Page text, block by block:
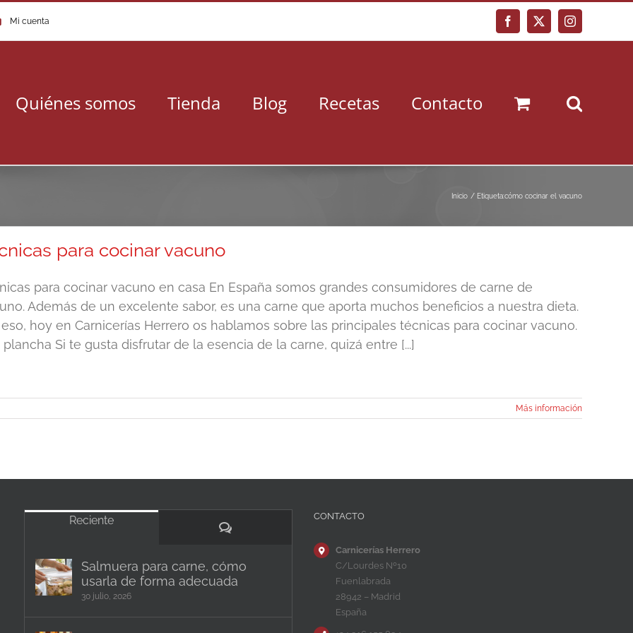
Mi cuenta Facebook
X Instagram
Quiénes somos Tienda Blog Recetas Contacto
Inicio Etiqueta:cómo cocinar el vacuno
para cocinar vacuno
para cocinar vacuno en casa En España somos grandes consumidores de carne de
Además de un excelente sabor, es una carne que aporta muchos beneficios a nuestra dieta.
eso, hoy en Carnicerías Herrero os hablamos sobre las principales técnicas para cocinar vacuno.
plancha Si te gusta disfrutar de la esencia de la carne, quizá entre [...]
Más información
Reciente
Comentarios
Salmuera para carne, cómo
usarla de forma adecuada
30 julio, 2026
CONTACTO
Carnicerías Herrero
C/Lourdes Nº10
Fuenlabrada
28942 – Madrid
España